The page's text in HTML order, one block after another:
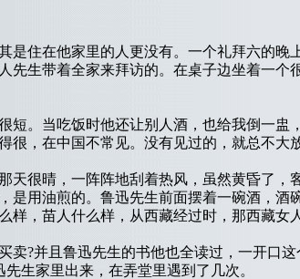
住在他家里的人更没有。一个礼拜六的晚
先生带着全家来拜访的。在桌子边坐着一个
。当吃饭时他还让别人酒，也给我倒一盅
很，在中国不常见。没有见过的，就总不大放
很晴，一阵阵地刮着热风，虽然黄昏了，
是用油煎的。鲁迅先生前面摆着一碗酒，
样，苗人什么样，从西藏经过时，那西藏女
?并且鲁迅先生的书他也全读过，一开口这
生家里出来，在弄堂里遇到了几次。